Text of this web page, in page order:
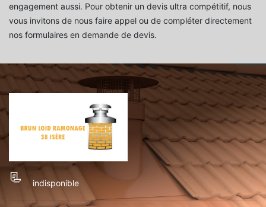
engagement aussi. Pour obtenir un devis ultra compétitif, nous
vous invitons de nous faire appel ou de compléter directement
nos formulaires en demande de devis.
indisponible